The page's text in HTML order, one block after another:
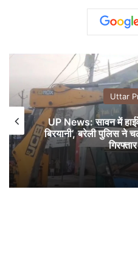
Uttar
UP News: सावन में
बिरयानी’, बरेली पुलिस ने